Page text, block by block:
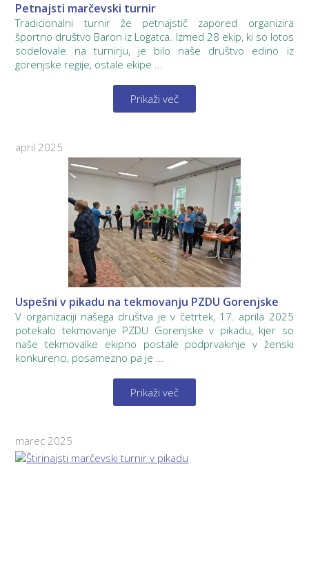
Petnajsti marčevski turnir
Tradicionalni turnir že petnajstič zapored organizira
športno društvo Baron iz Logatca. Izmed 28 ekip, ki so lotos
sodelovale na turnirju, je bilo naše društvo edino iz
gorenjske regije, ostale ekipe ...
Prikaži več
april 2025
Uspešni v pikadu na tekmovanju PZDU Gorenjske
V organizaciji našega društva je v četrtek, 17. aprila 2025
potekalo tekmovanje PZDU Gorenjske v pikadu, kjer so
naše tekmovalke ekipno postale podprvakinje v ženski
konkurenci, posamezno pa je ...
Prikaži več
marec 2025